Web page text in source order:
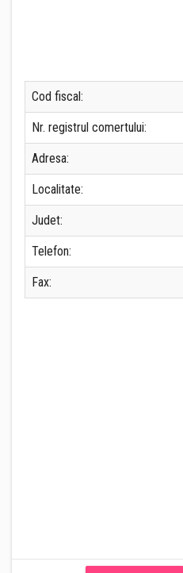
Cod fiscal:
Nr. registrul comertului:
Adresa:
Localitate:
Judet:
Telefon:
Fax: